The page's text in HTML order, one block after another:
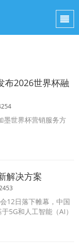
布2026世界杯融
墨世界杯营销服务方
解决方案
12日落下帷幕，中国
5G和人工智能（AI）